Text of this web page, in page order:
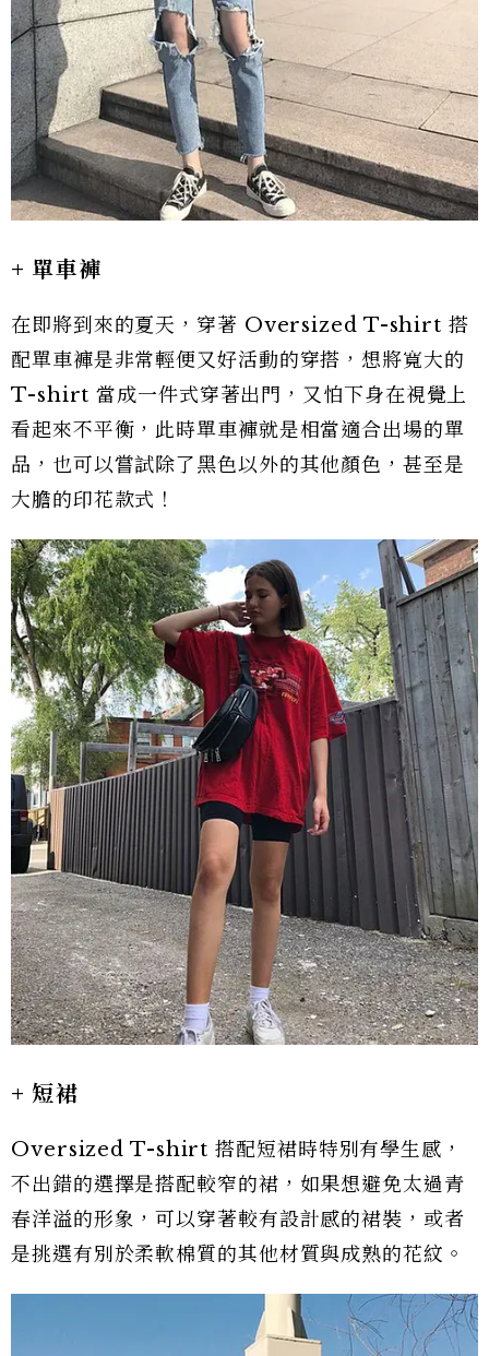
+ 單車褲
在即將到來的夏天，穿著 Oversized T-shirt 搭
配單車褲是非常輕便又好活動的穿搭，想將寬大的
T-shirt 當成一件式穿著出門，又怕下身在視覺上
看起來不平衡，此時單車褲就是相當適合出場的單
品，也可以嘗試除了黑色以外的其他顏色，甚至是
大膽的印花款式！
+ 短裙
Oversized T-shirt 搭配短裙時特別有學生感，
不出錯的選擇是搭配較窄的裙，如果想避免太過青
春洋溢的形象，可以穿著較有設計感的裙裝，或者
是挑選有別於柔軟棉質的其他材質與成熟的花紋。